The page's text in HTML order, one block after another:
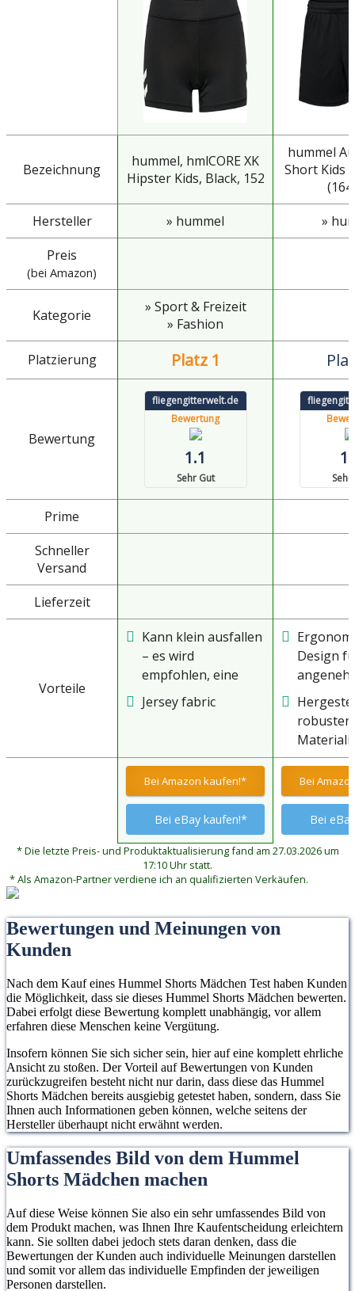
Bezeichnung
hummel, hmlCORE XK
Hipster Kids, Black, 152
hummel
Short Kids
Hersteller
» hummel
»
Preis
(bei Amazon)
Kategorie
» Sport & Freizeit
» Fashion
Platzierung Platz 1
Bewertung
fliegengitterwelt.de
Bewertung
1.1
Sehr Gut Sehr
Prime
Schneller
Versand
Lieferzeit
Vorteile
Kann klein ausfallen
– es wird
empfohlen, eine
Größe größer zu
wählen.
Jersey fabric
Design
robusten
Nutzung
Bei Amazon kaufen!*
Bei eBay kaufen!*
Bei
Bei
* Die letzte Preis- und Produktaktualisierung fand am 27.03.2026 um
17:10 Uhr statt.
* Als Amazon-Partner verdiene ich an qualifizierten Verkäufen.
Bewertungen und Meinungen von
Kunden
Nach dem Kauf eines Hummel Shorts Mädchen Test haben Kunden
die Möglichkeit, dass sie dieses Hummel Shorts Mädchen bewerten.
Dabei erfolgt diese Bewertung komplett unabhängig, vor allem
erfahren diese Menschen keine Vergütung.
Insofern können Sie sich sicher sein, hier auf eine komplett ehrliche
Ansicht zu stoßen. Der Vorteil auf Bewertungen von Kunden
zurückzugreifen besteht nicht nur darin, dass diese das Hummel
Shorts Mädchen bereits ausgiebig getestet haben, sondern, dass Sie
Ihnen auch Informationen geben können, welche seitens der
Hersteller überhaupt nicht erwähnt werden.
Umfassendes Bild von dem Hummel
Shorts Mädchen machen
Auf diese Weise können Sie also ein sehr umfassendes Bild von
dem Produkt machen, was Ihnen Ihre Kaufentscheidung erleichtern
kann. Sie sollten dabei jedoch stets daran denken, dass die
Bewertungen der Kunden auch individuelle Meinungen darstellen
und somit vor allem das individuelle Empfinden der jeweiligen
Personen darstellen.